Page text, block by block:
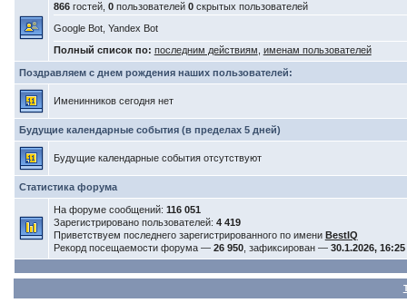
866гостей, 0пользователей 0скрытых пользователей
Google Bot, Yandex Bot
Полный список по: последним действиям именам пользователей
Поздравляем с днем рождения наших пользователей:
Именинников сегодня нет
Будущие календарные события (в пределах 5 дней)
Будущие календарные события отсутствуют
Статистика форума
На форуме сообщений: 116 051
Зарегистрировано пользователей: 4 419
Приветствуем последнего зарегистрированного по имени BestIQ
Рекорд посещаемости форума — 26 950, зафиксирован — 30.1.2026, 16:25